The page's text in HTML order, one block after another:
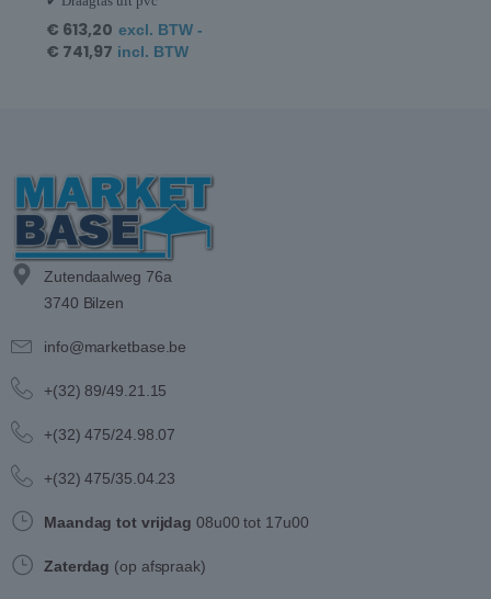
€ 613,20 excl. BTW -
€ 741,97 incl. BTW
Zutendaalweg 76a
3740 Bilzen
info@marketbase.be
+(32) 89/49.21.15
+(32) 475/24.98.07
+(32) 475/35.04.23
Maandag tot vrijdag 08u00 tot 17u00
Zaterdag (op afspraak)